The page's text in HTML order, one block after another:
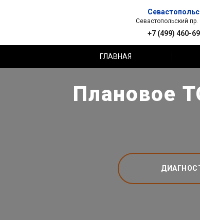
Севастопольский пр.
+7 (499) 460-
ГЛАВНАЯ
Плановое